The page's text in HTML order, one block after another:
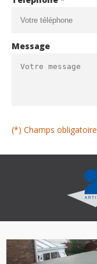
Message
(*) Champs obligatoire